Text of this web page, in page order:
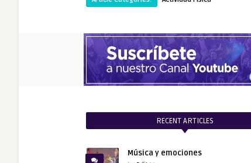
RECENT ARTICLES
Música y emociones